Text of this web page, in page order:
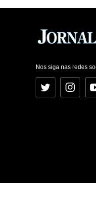
Nos siga nas redes
Twitter